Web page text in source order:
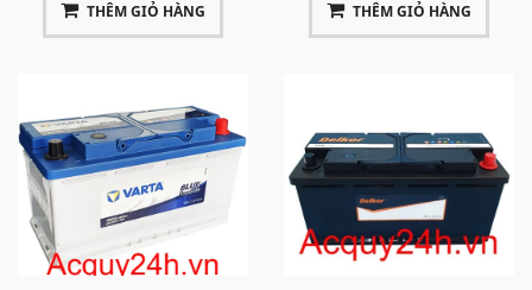
THÊM GIỎ HÀNG THÊM GIỎ HÀNG